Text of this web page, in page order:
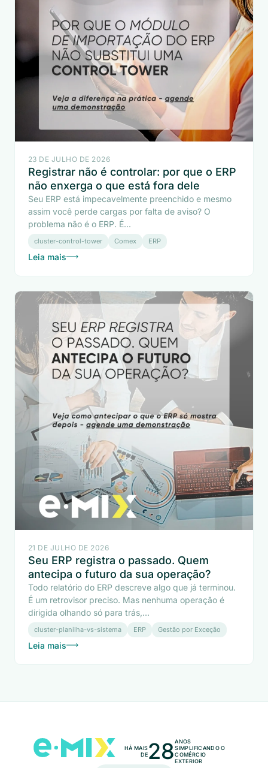
23 DE JULHO DE 2026
Registrar não é controlar: por que o ERP
não enxerga o que está fora dele
Seu ERP está impecavelmente preenchido e mesmo
assim você perde cargas por falta de aviso? O
problema não é o ERP. É...
cluster-control-tower Comex ERP
Leia mais
21 DE JULHO DE 2026
Seu ERP registra o passado. Quem
antecipa o futuro da sua operação?
Todo relatório do ERP descreve algo que já terminou.
É um retrovisor preciso. Mas nenhuma operação é
dirigida olhando só para trás,...
cluster-planilha-vs-sistema ERP Gestão por Exceção
Leia mais
HÁ MAIS
DE28ANOS
SIMPLIFICANDO O
COMÉRCIO
EXTERIOR